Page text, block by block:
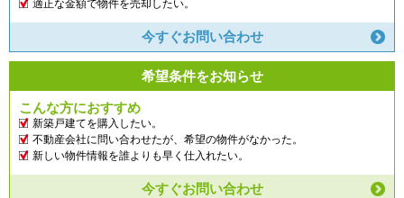
適正な金額で物件を売却したい。
今すぐお問い合わせ
希望条件をお知らせ
こんな方におすすめ
新築戸建てを購入したい。
不動産会社に問い合わせたが、希望の物件がなかった。
新しい物件情報を誰よりも早く仕入れたい。
今すぐお問い合わせ